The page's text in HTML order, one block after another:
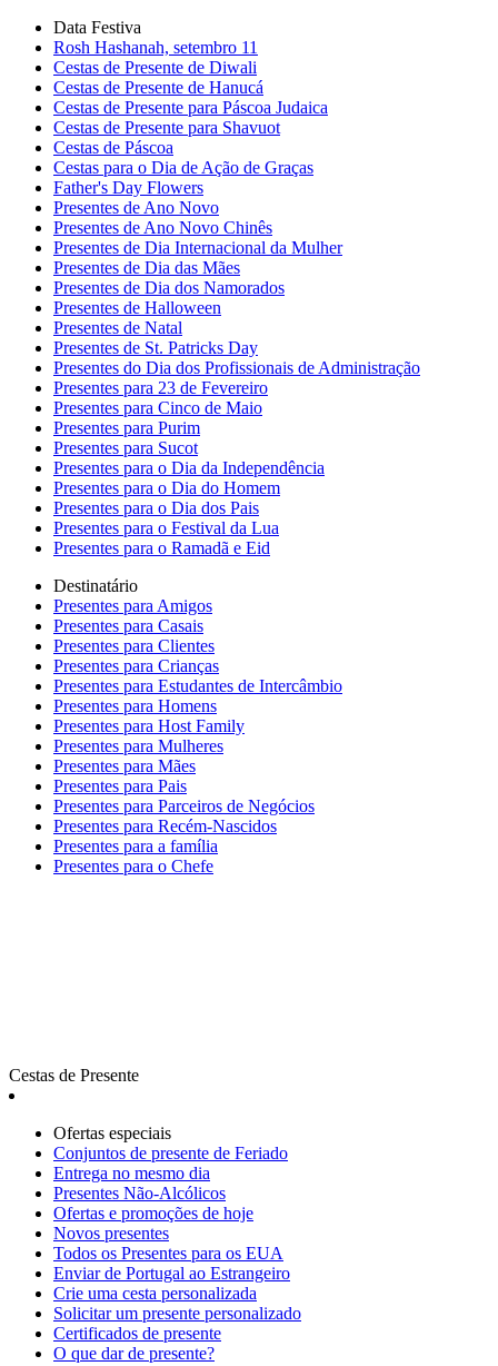
Data Festiva
Rosh Hashanah, setembro 11
Cestas de Presente de Diwali
Cestas de Presente de Hanucá
Cestas de Presente para Páscoa Judaica
Cestas de Presente para Shavuot
Cestas de Páscoa
Cestas para o Dia de Ação de Graças
Father's Day Flowers
Presentes de Ano Novo
Presentes de Ano Novo Chinês
Presentes de Dia Internacional da Mulher
Presentes de Dia das Mães
Presentes de Dia dos Namorados
Presentes de Halloween
Presentes de Natal
Presentes de St. Patricks Day
Presentes do Dia dos Profissionais de Administração
Presentes para 23 de Fevereiro
Presentes para Cinco de Maio
Presentes para Purim
Presentes para Sucot
Presentes para o Dia da Independência
Presentes para o Dia do Homem
Presentes para o Dia dos Pais
Presentes para o Festival da Lua
Presentes para o Ramadã e Eid
Destinatário
Presentes para Amigos
Presentes para Casais
Presentes para Clientes
Presentes para Crianças
Presentes para Estudantes de Intercâmbio
Presentes para Homens
Presentes para Host Family
Presentes para Mulheres
Presentes para Mães
Presentes para Pais
Presentes para Parceiros de Negócios
Presentes para Recém-Nascidos
Presentes para a família
Presentes para o Chefe
Cestas de Presente
Ofertas especiais
Сonjuntos de presente de Feriado
Entrega no mesmo dia
Presentes Não-Alcólicos
Ofertas e promoções de hoje
Novos presentes
Todos os Presentes para os EUA
Enviar de Portugal ao Estrangeiro
Crie uma cesta personalizada
Solicitar um presente personalizado
Certificados de presente
O que dar de presente?